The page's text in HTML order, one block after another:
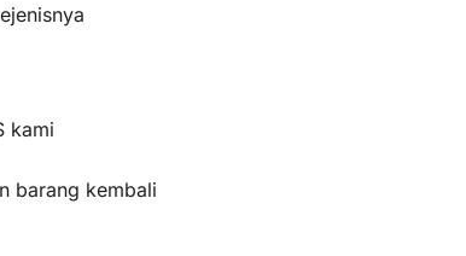
kami
barang kembali